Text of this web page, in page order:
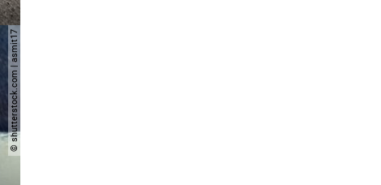
© shutterstock.com | asmit17